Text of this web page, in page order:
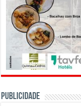
PUBLICIDADE